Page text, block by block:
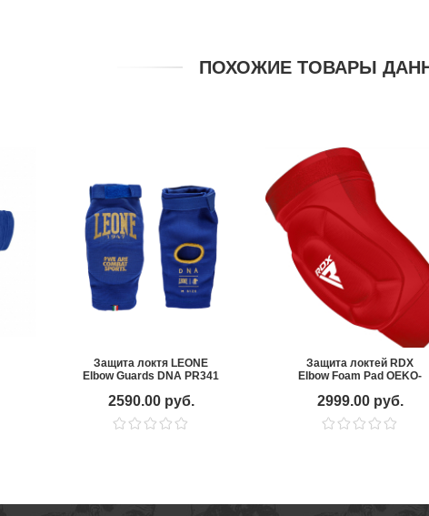
ПОХОЖИЕ ТОВАРЫ
Защита локтя LEONE
Elbow Guards DNA PR341
2590.00 руб.
Защита локтей RDX
Elbow Foam Pad OEKO-
2999.00 руб.